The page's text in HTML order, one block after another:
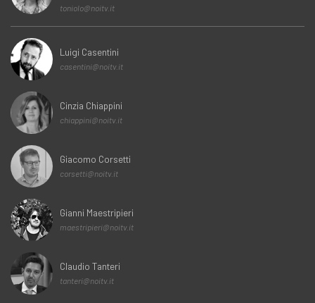
toniolo@noitv.it
Luigi Casentini
casentini@noitv.it
Cinzia Chiappini
chiappini@noitv.it
Giacomo Corsetti
corsetti@noitv.it
Gianni Maestripieri
maestripieri@noitv.it
Claudio Tanteri
tanteri@noitv.it